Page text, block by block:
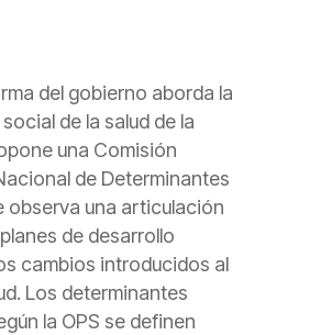
del gobierno aborda la
de la salud de la
una Comisión
de Determinantes
observa una articulación
de desarrollo
cambios introducidos al
Los determinantes
la OPS se definen